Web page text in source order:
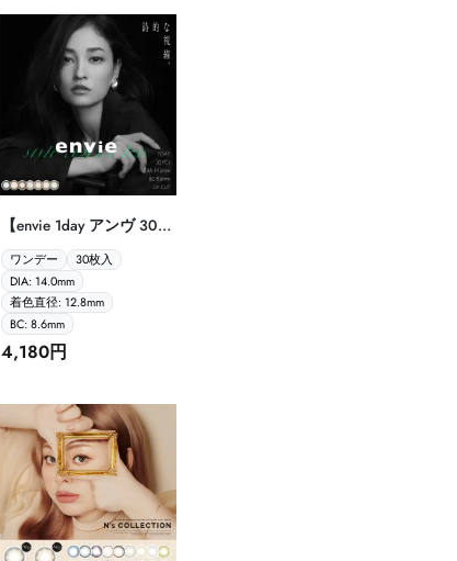
【envie 1day アンヴ 30
枚入】
ワンデー
30枚入
DIA: 14.0mm
着色直径: 12.8mm
BC: 8.6mm
4,180円